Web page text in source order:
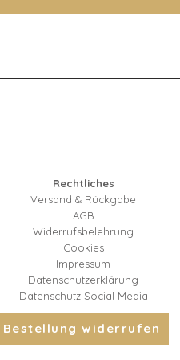
Rechtliches
Versand & Rückgabe
AGB
Widerrufsbelehrung
Cookies
Impressum
Datenschutzerklärung
Datenschutz Social Media
Bestellung widerrufen